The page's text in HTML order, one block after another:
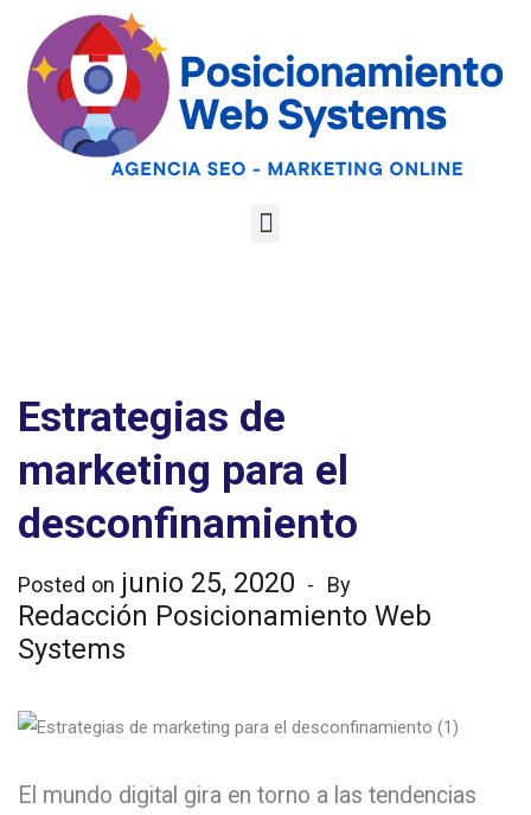
Estrategias de
marketing para el
desconfinamiento
Posted on junio 25, 2020 By
Redacción Posicionamiento Web
Systems
El mundo digital gira en torno a las tendencias
Optimiza tu web
para las AI
Google
Overviews y los
LLMs
Analiza tu web gratis